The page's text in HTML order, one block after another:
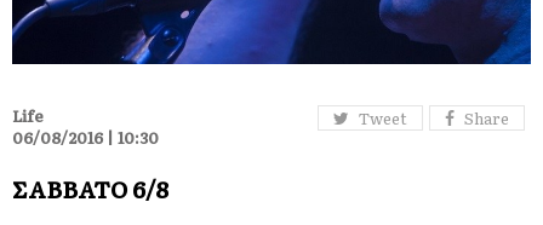
Tweet Share
Life
06/08/2016 | 10:30
ΣΑΒΒΑΤΟ 6/8